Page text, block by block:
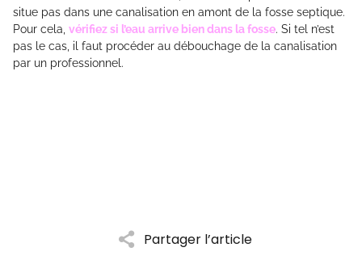
Partager l’article
situe pas dans une canalisation en amont de la fosse septique.
Pour cela, vérifiez si l’eau arrive bien dans la fosse. Si tel n’est
pas le cas, il faut procéder au débouchage de la canalisation
par un professionnel.